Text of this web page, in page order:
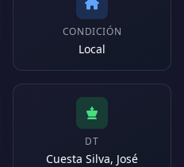
CONDICIÓN
Local
DT
Cuesta Silva, José